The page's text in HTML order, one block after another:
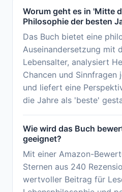
Worum geht es in 'Mitte
Philosophie der besten
Das Buch bietet eine
Auseinandersetzung mit
Lebensalter, analysiert
Chancen und Sinnfragen
und liefert eine
die Jahre als 'beste'
Wie wird das Buch
geeignet?
Mit einer Amazon-
Sternen aus 240
wertvoller Beitrag für